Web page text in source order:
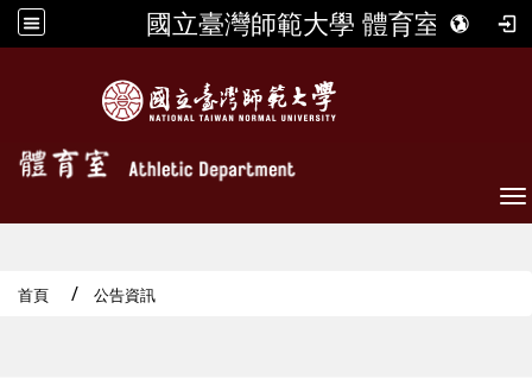
國立臺灣師範大學 體育室
首頁 公告資訊